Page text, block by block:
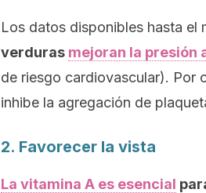
Los datos disponibles hasta el
verduras mejoran la presión
de riesgo cardiovascular). Por
inhibe la agregación de
2. Favorecer la vista
La vitamina A es esencial